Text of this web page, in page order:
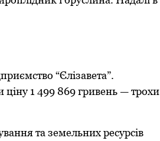
“Єлізавета”.
1 499 869 гривень — трохи
та земельних ресурсів